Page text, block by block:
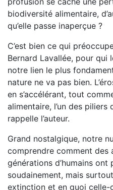
biodiversité alimentaire,
qu’elle passe inaperçue ?
C’est bien ce qui
Bernard Lavallée, pour qui
notre lien le plus
nature ne va pas bien.
en s’accélérant, tout
alimentaire, l’un des
rappelle l’auteur.
Grand nostalgique, notre
comprendre comment des
générations d’humains ont
soudainement, mais
extinction et en quoi celle-